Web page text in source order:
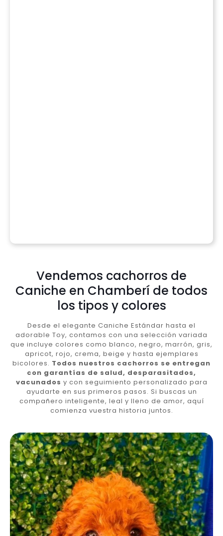
Vendemos cachorros de
Caniche en Chamberí de todos
los tipos y colores
Desde el elegante Caniche Estándar hasta el
adorable Toy, contamos con una selección variada
que incluye colores como blanco, negro, marrón, gris,
apricot, rojo, crema, beige y hasta ejemplares
bicolores. Todos nuestros cachorros se entregan
con garantías de salud, desparasitados,
vacunados y con seguimiento personalizado para
ayudarte en sus primeros pasos. Si buscas un
compañero inteligente, leal y lleno de amor, aquí
comienza vuestra historia juntos.